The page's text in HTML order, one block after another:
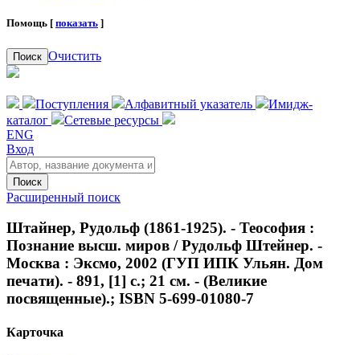
Помощь [ показать ]
Поиск Очистить
Поступления Алфавитный указатель
Имидж-
каталог
Сетевые ресурсы
ENG
Вход
Поиск
Расширенный поиск
Штайнер, Рудольф (1861-1925). - Теософия :
Познание высш. миров / Рудольф Штейнер. -
Москва : Эксмо, 2002 (ГУП ИПК Ульян. Дом
печати). - 891, [1] с.; 21 см. - (Великие
посвященные).; ISBN 5-699-01080-7
Карточка